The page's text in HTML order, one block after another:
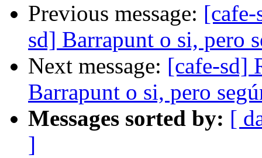
Previous message: [cafe-
sd] Barrapunt o si, pero
Next message: [cafe-sd]
Barrapunt o si, pero
Messages sorted by: [
]